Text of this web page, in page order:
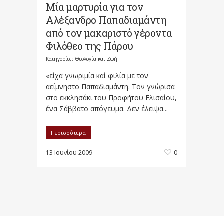
Μία μαρτυρία για τον
Αλέξανδρο Παπαδιαμάντη
από τον μακαριστό γέροντα
Φιλόθεο της Πάρου
Κατηγορίες: Θεολογία και Ζωή
«είχα γνωριμία καί φιλία με τον
αείμνηστο Παπαδιαμάντη. Τον γνώρισα
στο εκκλησάκι του Προφήτου Ελισαίου,
ένα Σάββατο απόγευμα. Δεν έλειψα...
Περισσότερα
13 Ιουνίου 2009 0